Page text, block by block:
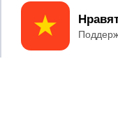
Регистрационный
августа 2020 г.